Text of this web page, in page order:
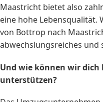
Maastricht bietet also
eine hohe Lebensqualität.
von Bottrop nach
abwechslungsreiches und
Und wie können wir dich
unterstützen?